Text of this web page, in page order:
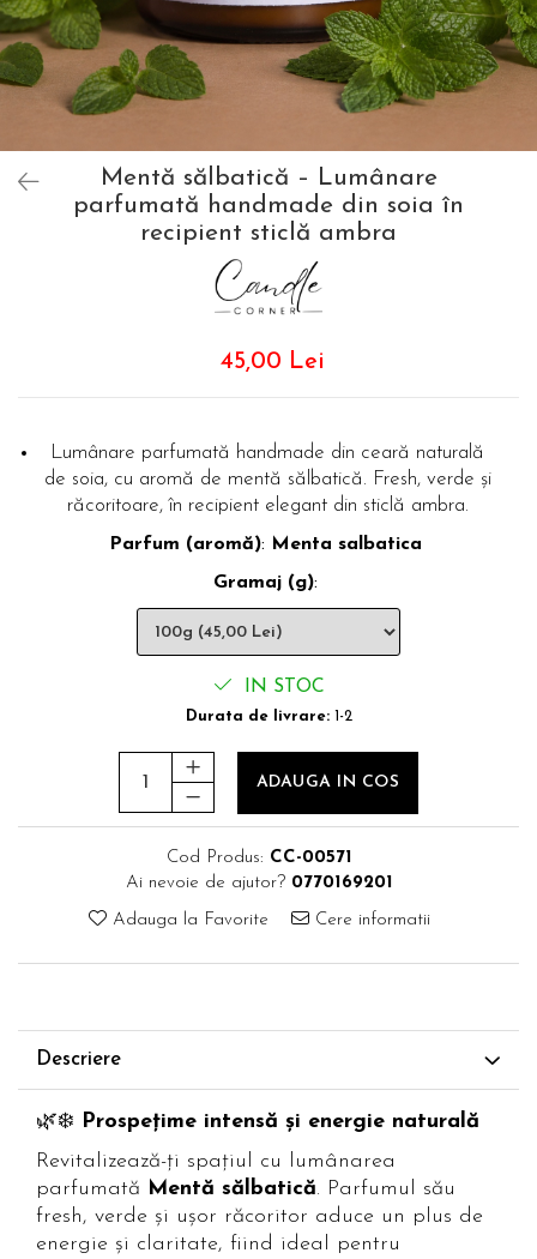
Mentă sălbatică – Lumânare
parfumată handmade din soia în
recipient sticlă ambra
45,00 Lei
Lumânare parfumată handmade din ceară naturală
de soia, cu aromă de mentă sălbatică. Fresh, verde și
răcoritoare, în recipient elegant din sticlă ambra.
Parfum (aromă): Menta salbatica
Gramaj (g):
IN STOC
Durata de livrare:1-2
ADAUGA IN COS
Cod Produs: CC-00571
Ai nevoie de ajutor? 0770169201
Adauga la Favorite Cere informatii
Descriere
🌿❄️ Prospețime intensă și energie naturală
Revitalizează-ți spațiul cu lumânarea
parfumată Mentă sălbatică. Parfumul său
fresh, verde și ușor răcoritor aduce un plus de
energie și claritate, fiind ideal pentru